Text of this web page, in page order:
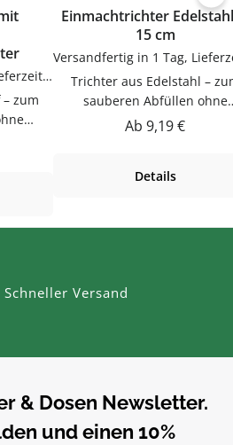
Versandfertig in 1 Tag, Lieferzeit 1-3 Tage
zu
ohne
bei
Einmachtrichter
15 cm
Trichter aus Edelstahl – zum
sauberen Abfüllen ohne
KleckernTrichter zum
Vorrat und Haushalt –
Kleckern. Einfach in der
Gebrauch reinigenGut
Trichter bequem online
flaschen-glaeser-und-
Regulärer Preis:
Ab 9,19 €
Details
Schneller Versand
& Dosen Newsletter.
und einen 10%